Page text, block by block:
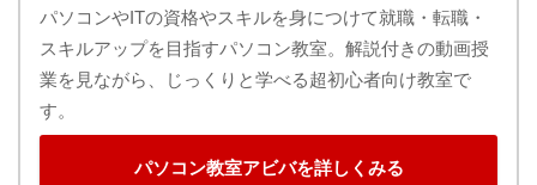
パソコンやITの資格やスキルを身につけて就職・転職・
スキルアップを目指すパソコン教室。解説付きの動画授
業を見ながら、じっくりと学べる超初心者向け教室で
す。
パソコン教室アビバを詳しくみる